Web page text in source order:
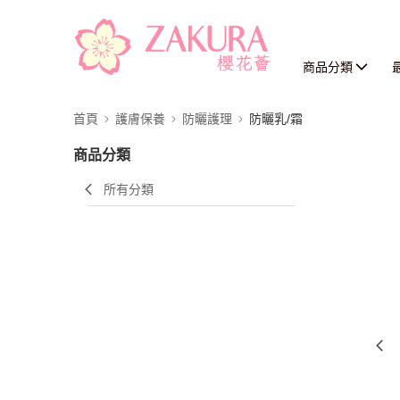
商品分類
首頁 護膚保養 防曬護理 防曬乳/霜
商品分類
所有分類